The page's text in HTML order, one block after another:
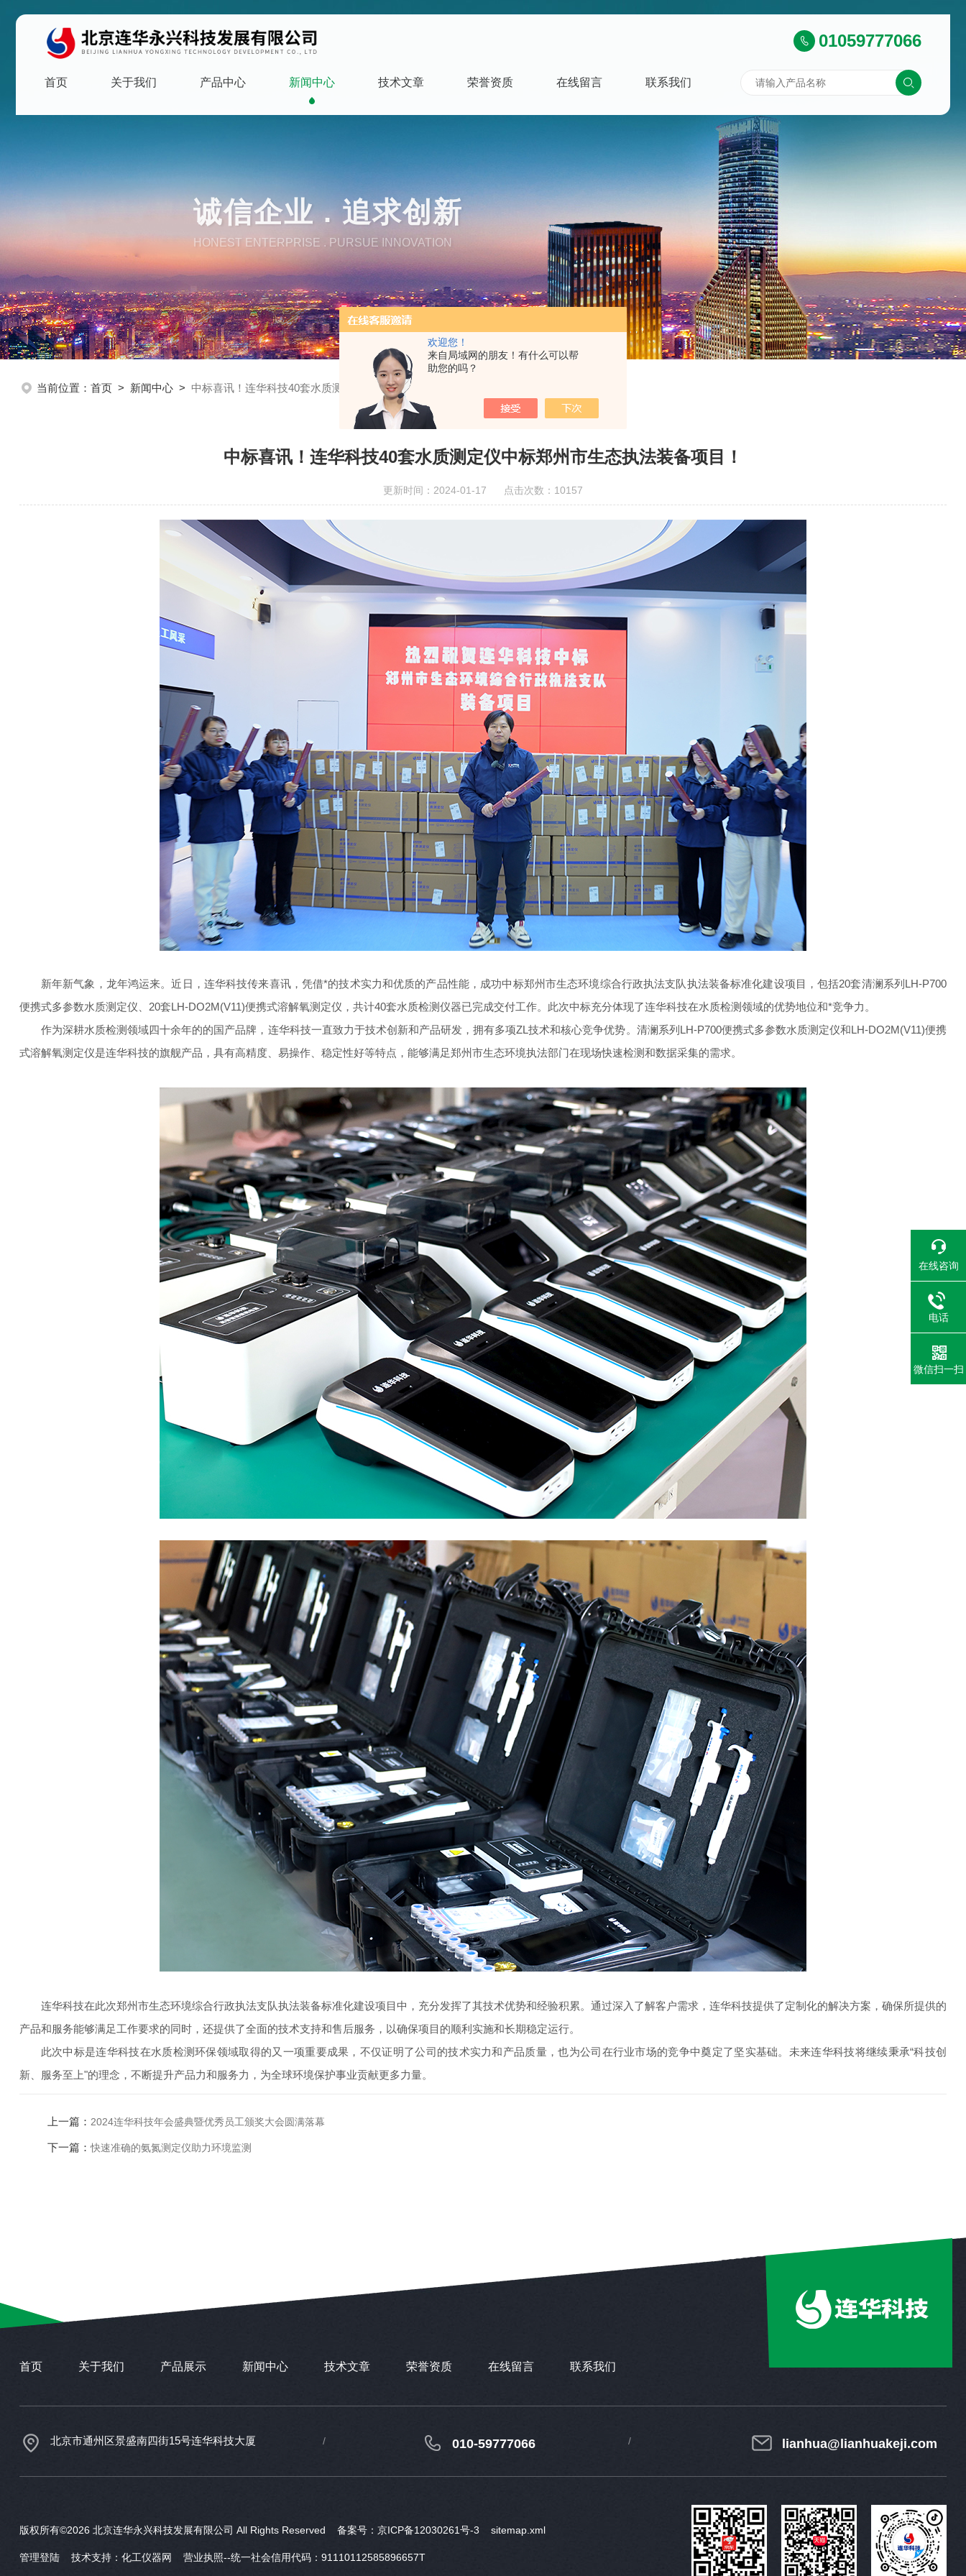
欢迎您！
来自局域网的朋友！有什么可以帮
助您的吗？
01059777066
首页 关于我们 产品中心 新闻中心 技术文章 荣誉资质 在线留言 联系我们
诚信企业 . 追求创新
HONEST ENTERPRISE . PURSUE INNOVATION
当前位置： 首页> 新闻中心> 中标喜讯！连华科技40套水质测定仪中标郑州市生态执法装备项目！
中标喜讯！连华科技40套水质测定仪中标郑州市生态执法装备项目！
更新时间：2024-01-17 点击次数：10157
新年新气象，龙年鸿运来。近日，连华科技传来喜讯，凭借*的技术实力和优质的产品性能，成功中标郑州市生态环境综合行政执法支队执法装备标准化建设项目，包括20套清澜系列LH-P700
便携式多参数水质测定仪、20套LH-DO2M(V11)便携式溶解氧测定仪，共计40套水质检测仪器已完成交付工作。此次中标充分体现了连华科技在水质检测领域的优势地位和*竞争力。
作为深耕水质检测领域四十余年的的国产品牌，连华科技一直致力于技术创新和产品研发，拥有多项ZL技术和核心竞争优势。清澜系列LH-P700便携式多参数水质测定仪和LH-DO2M(V11)便携
式溶解氧测定仪是连华科技的旗舰产品，具有高精度、易操作、稳定性好等特点，能够满足郑州市生态环境执法部门在现场快速检测和数据采集的需求。
连华科技在此次郑州市生态环境综合行政执法支队执法装备标准化建设项目中，充分发挥了其技术优势和经验积累。通过深入了解客户需求，连华科技提供了定制化的解决方案，确保所提供的
产品和服务能够满足工作要求的同时，还提供了全面的技术支持和售后服务，以确保项目的顺利实施和长期稳定运行。
此次中标是连华科技在水质检测环保领域取得的又一项重要成果，不仅证明了公司的技术实力和产品质量，也为公司在行业市场的竞争中奠定了坚实基础。未来连华科技将继续秉承“科技创
新、服务至上"的理念，不断提升产品力和服务力，为全球环境保护事业贡献更多力量。
上一篇： 2024连华科技年会盛典暨优秀员工颁奖大会圆满落幕
下一篇：快速准确的氨氮测定仪助力环境监测
首页 关于我们 产品展示 新闻中心 技术文章 荣誉资质 在线留言 联系我们
北京市通州区景盛南四街15号连华科技大厦 010-59777066 lianhua@lianhuakeji.com
版权所有©2026 北京连华永兴科技发展有限公司 All Rights Reserved 备案号：京ICP备12030261号-3 sitemap.xml
管理登陆技术支持： 化工仪器网 营业执照--统一社会信用代码：91110112585896657T
在线咨询
电话
微信扫一扫